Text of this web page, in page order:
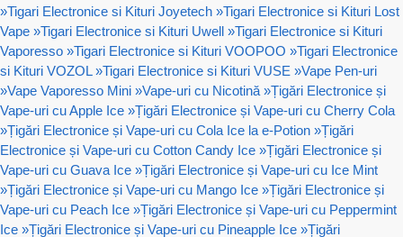
»Tigari Electronice si Kituri Joyetech »Tigari Electronice si Kituri Lost
Vape »Tigari Electronice si Kituri Uwell »Tigari Electronice si Kituri
Vaporesso »Tigari Electronice si Kituri VOOPOO »Tigari Electronice
si Kituri VOZOL »Tigari Electronice si Kituri VUSE »Vape Pen-uri
»Vape Vaporesso Mini »Vape-uri cu Nicotină »Țigări Electronice și
Vape-uri cu Apple Ice »Țigări Electronice și Vape-uri cu Cherry Cola
»Țigări Electronice și Vape-uri cu Cola Ice la e-Potion »Țigări
Electronice și Vape-uri cu Cotton Candy Ice »Țigări Electronice și
Vape-uri cu Guava Ice »Țigări Electronice și Vape-uri cu Ice Mint
»Țigări Electronice și Vape-uri cu Mango Ice »Țigări Electronice și
Vape-uri cu Peach Ice »Țigări Electronice și Vape-uri cu Peppermint
Ice »Țigări Electronice și Vape-uri cu Pineapple Ice »Țigări